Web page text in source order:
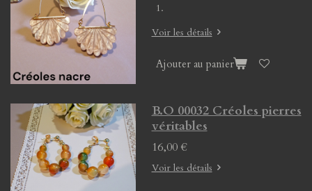
Voir les détails
Ajouter au panier
B.O 00032 Créoles pierres
véritables
16,00 €
Voir les détails